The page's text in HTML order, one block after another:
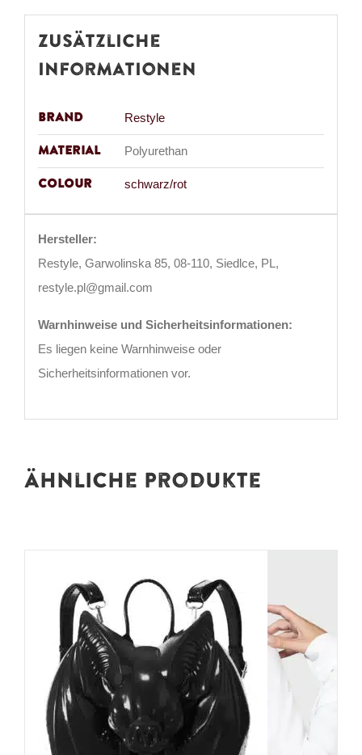
Zusätzliche
Informationen
Brand Restyle
Material Polyurethan
Colour schwarz/rot
Hersteller:
Restyle, Garwolinska 85, 08-110, Siedlce, PL,
restyle.pl@gmail.com
Warnhinweise und Sicherheitsinformationen:
Es liegen keine Warnhinweise oder
Sicherheitsinformationen vor.
Ähnliche Produkte